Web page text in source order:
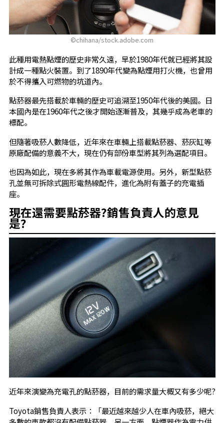
©chihana/stock.adobe.com
此種用電熱點煙的歷史非常久遠，早於1980年代就已經將其設
計成一種點火裝置。到了1890年代變為點煙用打火機，也曾用
於不得攜入可燃物的坑道內。
點菸器最先搭載於車輛的歷史可追溯至1950年代後的美國。日
本國內是在1960年代之後才開始逐漸普及，其幾乎成為老車的
標配。
但隨著吸菸人數降低，近年來在車輛上搭載點菸器、菸灰缸等
原廠配備的意義不大，現在仍有部份車型將其列為選配項目。
也因為如此，現在多將其作為車載電源使用。另外，新型點菸
孔並無可拆除式圓形電熱線配件，進化為附有蓋子的充電插
座。
現在還需要點菸器?銷售負責人的意見
是?
近年來演變為充電孔的點菸器，目前的需求量大概又有多少呢?
Toyota銷售負責人表示：「最近越來越少人在車內吸菸，絕大